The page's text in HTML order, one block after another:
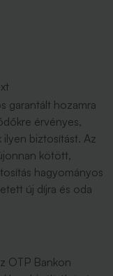
garantált hozamra
érvényes,
ilyen biztosítást. Az
kötött,
hagyományos
új díjra és oda
OTP Bankon